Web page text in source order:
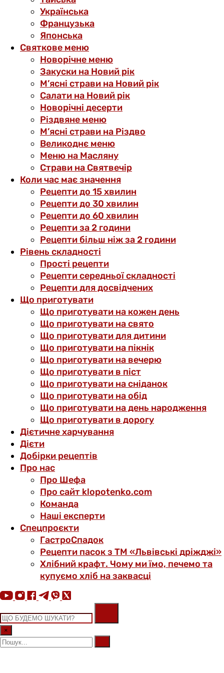
Українська
Французька
Японська
Святкове меню
Новорічне меню
Закуски на Новий рік
М’ясні страви на Новий рік
Салати на Новий рік
Новорічні десерти
Різдвяне меню
М’ясні страви на Різдво
Великоднє меню
Меню на Масляну
Страви на Святвечір
Коли час має значення
Рецепти до 15 хвилин
Рецепти до 30 хвилин
Рецепти до 60 хвилин
Рецепти за 2 години
Рецепти більш ніж за 2 години
Рівень складності
Прості рецепти
Рецепти середньої складності
Рецепти для досвідчених
Що приготувати
Що приготувати на кожен день
Що приготувати на свято
Що приготувати для дитини
Що приготувати на пікнік
Що приготувати на вечерю
Що приготувати в піст
Що приготувати на сніданок
Що приготувати на обід
Що приготувати на день народження
Що приготувати в дорогу
Дієтичне харчування
Дієти
Добірки рецептів
Про нас
Про Шефа
Про сайт klopotenko.com
Команда
Наші експерти
Спецпроєкти
ГастроСпадок
Рецепти пасок з ТМ «Львівські дріжджі»
Хлібний крафт. Чому ми їмо, печемо та
купуємо хліб на заквасці
×